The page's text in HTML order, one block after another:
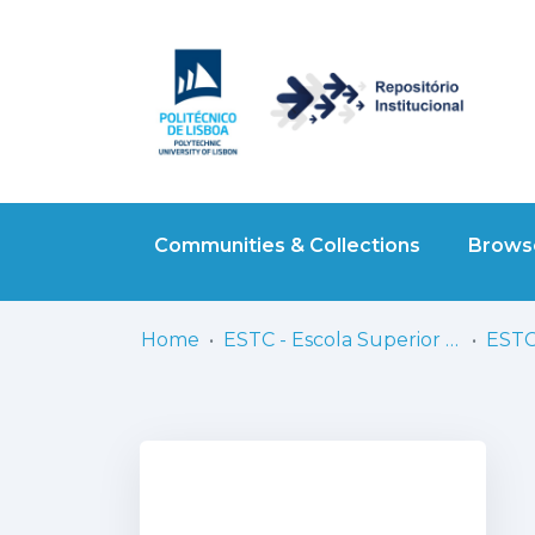
Communities & Collections
Home ESTC - Escola Superior de Teatro e Cinema